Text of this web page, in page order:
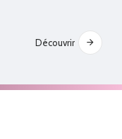
Découvrir